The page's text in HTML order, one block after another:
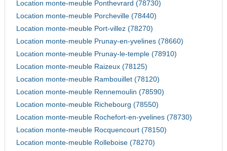
Location monte-meuble Ponthevrard (78730)
Location monte-meuble Porcheville (78440)
Location monte-meuble Port-villez (78270)
Location monte-meuble Prunay-en-yvelines (78660)
Location monte-meuble Prunay-le-temple (78910)
Location monte-meuble Raizeux (78125)
Location monte-meuble Rambouillet (78120)
Location monte-meuble Rennemoulin (78590)
Location monte-meuble Richebourg (78550)
Location monte-meuble Rochefort-en-yvelines (78730)
Location monte-meuble Rocquencourt (78150)
Location monte-meuble Rolleboise (78270)